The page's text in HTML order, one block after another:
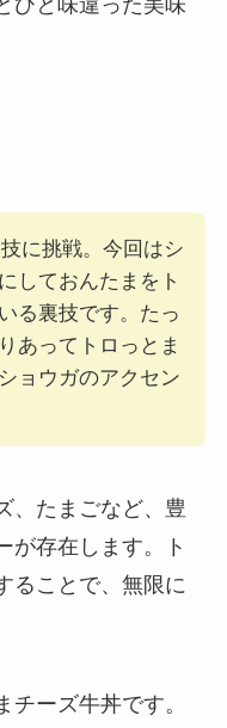
ひと味違った美味
に挑戦。今回はシ
しておんたまをト
る裏技です。たっ
あってトロっとま
ョウガのアクセン
、たまごなど、豊
が存在します。ト
ることで、無限に
ーズ牛丼です。